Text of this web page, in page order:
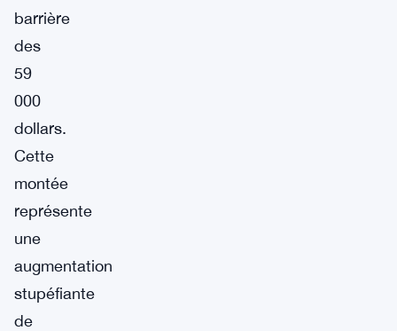
barrière
des
59
000
dollars.
Cette
montée
représente
une
augmentation
stupéfiante
de